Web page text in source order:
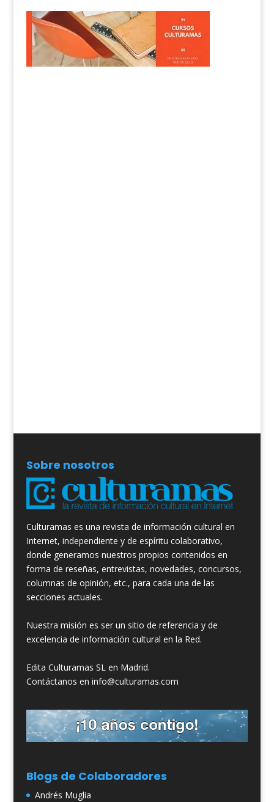
Sobre nosotros
Culturamas es una revista de información cultural en
Internet, independiente y de espíritu colaborativo,
donde generamos nuestros propios contenidos en
forma de reseñas, entrevistas, novedades, concursos,
columnas de opinión, etc., para cada una de las
secciones actuales.
Nuestra misión es ser un sitio de referencia y de
excelencia de información cultural en la Red.
Edita Culturamas SL en Madrid.
Contáctanos en info@culturamas.com
Blogs de Colaboradores
Andrés Muglia